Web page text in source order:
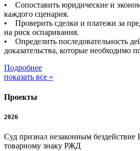
• Сопоставить юридические и
каждого сценария.
• Проверить сделки и платежи за
на риск оспаривания.
• Определить последовательность
доказательства, которые необходимо
Подробнее
показать все »
Проекты
2026
Суд признал незаконным бездействие
товарному знаку РЖД